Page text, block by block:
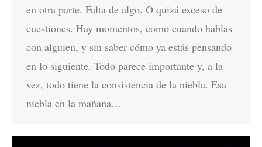
en otra parte. Falta de algo. O quizá exceso de
cuestiones. Hay momentos, como cuando hablas
con alguien, y sin saber cómo ya estás pensando
en lo siguiente. Todo parece importante y, a la
vez, todo tiene la consistencia de la niebla. Esa
niebla en la mañana…